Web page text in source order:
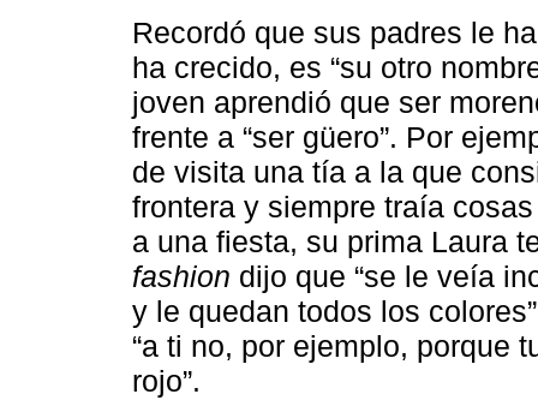
Recordó que sus padres le
ha crecido, es “su otro
joven aprendió que ser
frente a “ser güero”. Por
de visita una tía a la que
frontera y siempre traía
a una fiesta, su prima Laura
fashion dijo que “se le veía
y le quedan todos los
“a ti no, por ejemplo, porque
rojo”.